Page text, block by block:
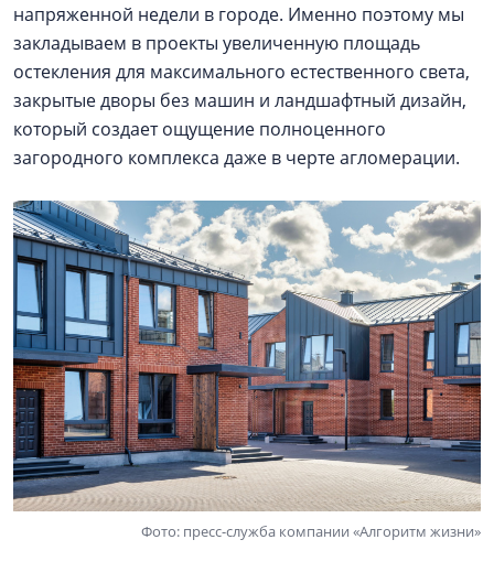
напряженной недели в городе. Именно поэтому мы
закладываем в проекты увеличенную площадь
остекления для максимального естественного света,
закрытые дворы без машин и ландшафтный дизайн,
который создает ощущение полноценного
загородного комплекса даже в черте агломерации.
Фото: пресс-служба компании «Алгоритм жизни»